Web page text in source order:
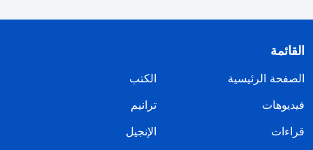
القائمة
الصفحة الرئيسية
الكتب
فيديوهات
ترانيم
قراءات
الإنجيل